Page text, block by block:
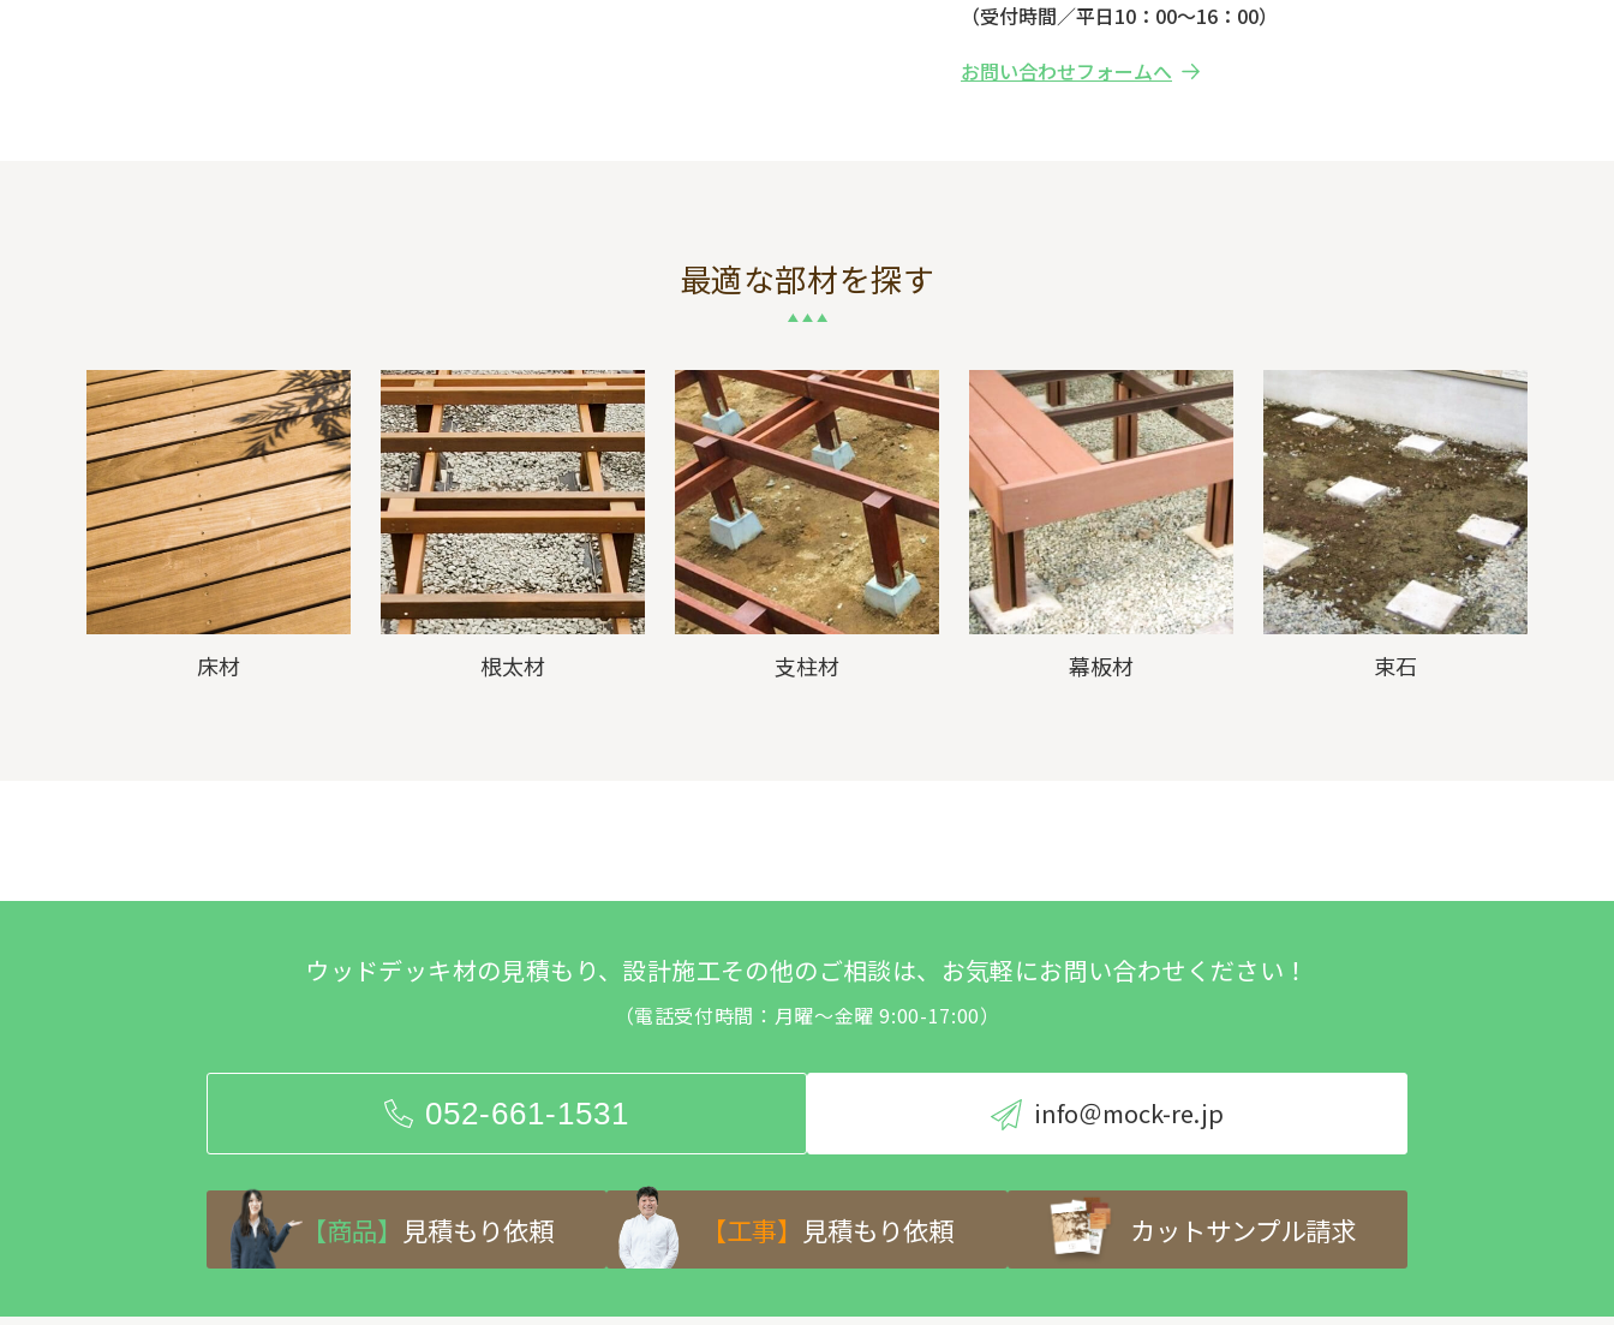
（受付時間／平日10：00～16：00）
お問い合わせフォームへ
最適な部材を探す
床材 根太材 支柱材 幕板材 束石
ウッドデッキ材の見積もり、設計施工その他のご相談は、お気軽にお問い合わせください！
（電話受付時間：月曜～金曜 9:00-17:00）
052-661-1531 info＠mock-re.jp
【商品】 見積もり依頼 【工事】 見積もり依頼 カットサンプル請求